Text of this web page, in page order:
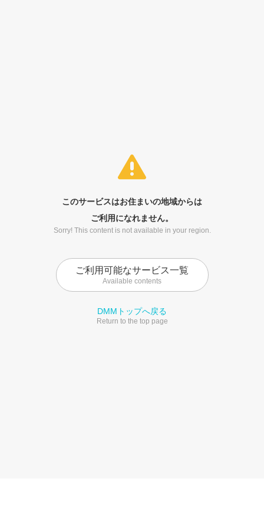
このサービスはお住まいの地域からは
ご利用になれません。
Sorry! This content is not available in your region.
ご利用可能なサービス一覧
Available contents
DMMトップへ戻る
Return to the top page